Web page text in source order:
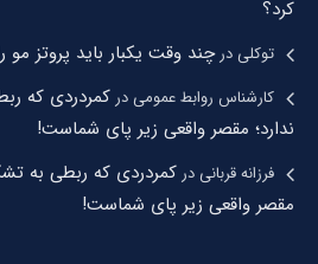
کرد؟
توکلیدرچند وقت یکبار باید پروتز
کارشناس روابط عمومیدر کمردردی که
ندارد؛ مقصر واقعی زیر پای شماست!
فرزانه قربانیدر کمردردی که ربطی به
مقصر واقعی زیر پای شماست!